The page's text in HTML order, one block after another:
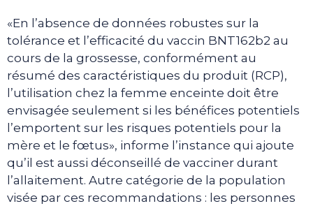
«En l’absence de données robustes sur la
tolérance et l’efficacité du vaccin BNT162b2 au
cours de la grossesse, conformément au
résumé des caractéristiques du produit (RCP),
l’utilisation chez la femme enceinte doit être
envisagée seulement si les bénéfices potentiels
l’emportent sur les risques potentiels pour la
mère et le fœtus», informe l’instance qui ajoute
qu’il est aussi déconseillé de vacciner durant
l’allaitement. Autre catégorie de la population
visée par ces recommandations : les personnes